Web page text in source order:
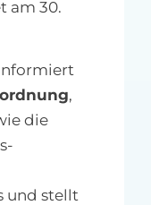
am 30.
,
die
und stellt